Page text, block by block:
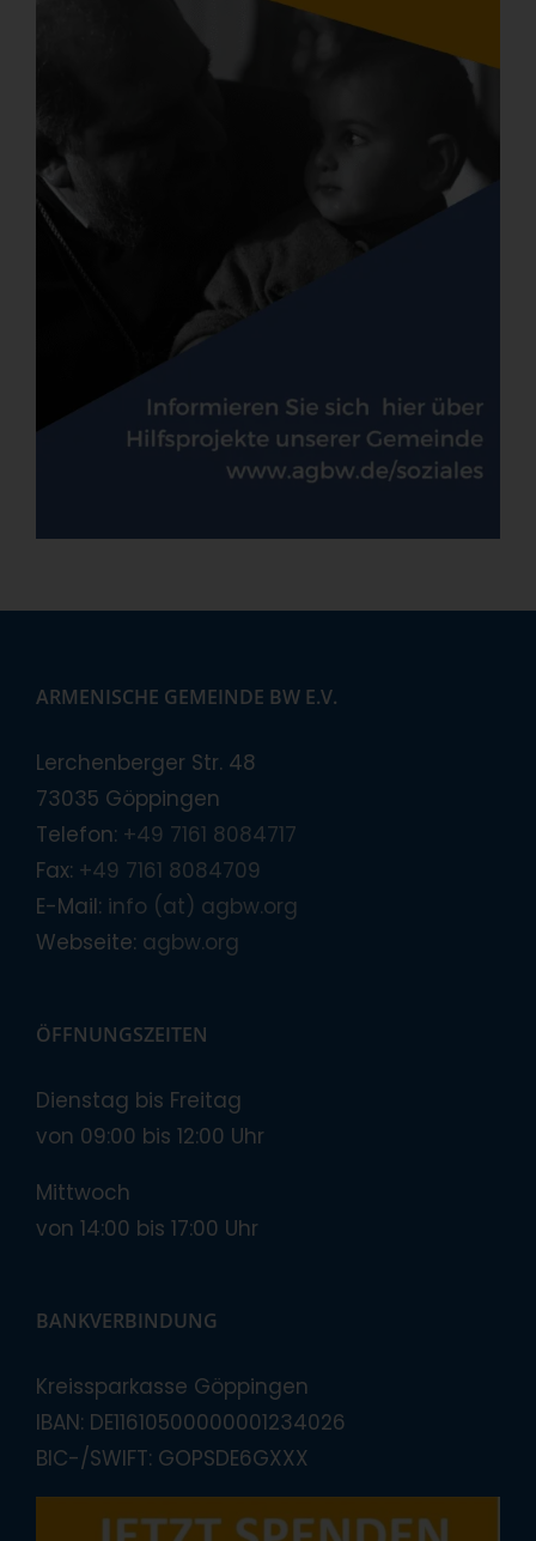
ARMENISCHE GEMEINDE BW E.V.
Lerchenberger Str. 48
73035 Göppingen
Telefon: +49 7161 8084717
Fax: +49 7161 8084709
E-Mail: info (at) agbw.org
Webseite: agbw.org
ÖFFNUNGSZEITEN
Dienstag bis Freitag
von 09:00 bis 12:00 Uhr
Mittwoch
von 14:00 bis 17:00 Uhr
BANKVERBINDUNG
Kreissparkasse Göppingen
IBAN: DE11610500000001234026
BIC-/SWIFT: GOPSDE6GXXX